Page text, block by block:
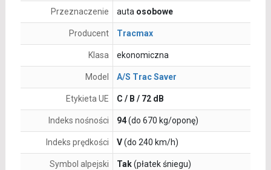
Przeznaczenie auta osobowe
Producent Tracmax
Klasa ekonomiczna
Model A/S Trac Saver
Etykieta UE C / B / 72 dB
Indeks nośności 94(do 670 kg/oponę)
Indeks prędkości V(do 240 km/h)
Symbol alpejski Tak(płatek śniegu)